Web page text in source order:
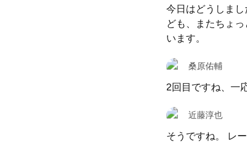
今日はどうしま
ども、またちょ
います。
桑原佑輔
2回目ですね、一
近藤淳也
そうですね。 レ